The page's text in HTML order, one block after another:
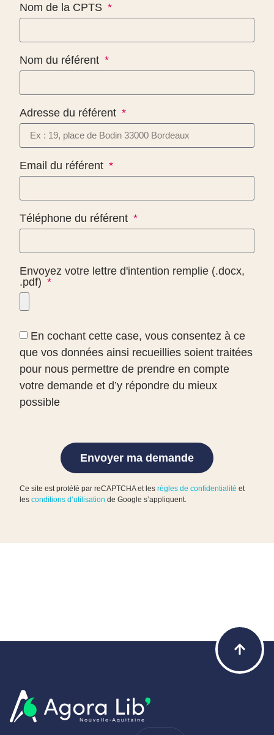
Nom de la CPTS
Nom du référent
Adresse du référent
Email du référent
Téléphone du référent
Envoyez votre lettre d'intention remplie (.docx,
.pdf)
En cochant cette case, vous consentez à ce
que vos données ainsi recueillies soient traitées
pour nous permettre de prendre en compte
votre demande et d’y répondre du mieux
possible
Envoyer ma demande
Ce site est protéfé par reCAPTCHA et les règles de confidentialité et
les conditions d’utilisation de Google s’appliquent.